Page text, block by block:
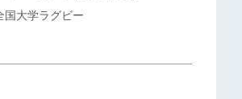
国大学ラグビー